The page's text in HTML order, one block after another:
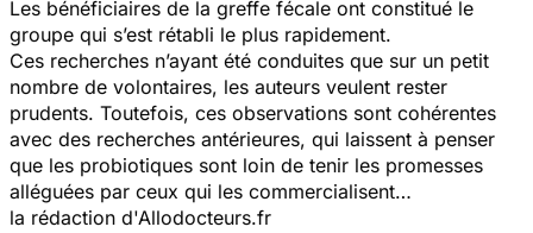
Les bénéficiaires de la greffe fécale ont constitué le
groupe qui s’est rétabli le plus rapidement.
Ces recherches n’ayant été conduites que sur un petit
nombre de volontaires, les auteurs veulent rester
prudents. Toutefois, ces observations sont cohérentes
avec des recherches antérieures, qui laissent à penser
que les probiotiques sont loin de tenir les promesses
alléguées par ceux qui les commercialisent…
la rédaction d'Allodocteurs.fr